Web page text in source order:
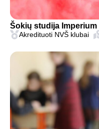
Šokių studija Imperium
Akredituoti NVŠ klubai